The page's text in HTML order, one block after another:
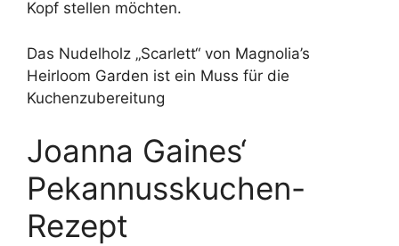
Kopf stellen möchten.
Das Nudelholz „Scarlett“ von Magnolia’s
Heirloom Garden ist ein Muss für die
Kuchenzubereitung
Joanna Gaines‘
Pekannusskuchen-
Rezept